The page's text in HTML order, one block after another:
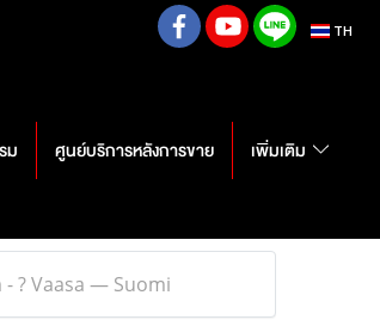
TH
ม ศูนย์บริการหลังการขาย เพิ่มเติม
? Vaasa — Suomi